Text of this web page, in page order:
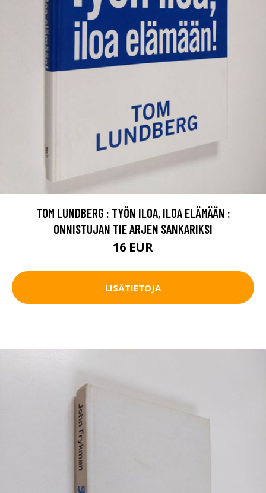
TOM LUNDBERG : TYÖN ILOA, ILOA ELÄMÄÄN :
ONNISTUJAN TIE ARJEN SANKARIKSI
16 EUR
LISÄTIETOJA